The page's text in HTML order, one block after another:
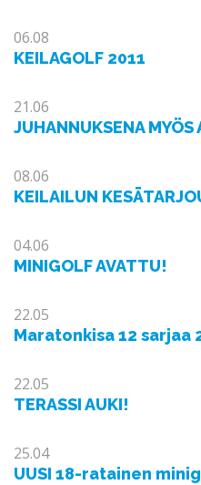
06.08
KEILAGOLF 2011
21.06
JUHANNUKSENA MYÖS
08.06
KEILAILUN
04.06
MINIGOLF AVATTU!
22.05
Maratonkisa 12 sarjaa
22.05
TERASSI AUKI!
25.04
UUSI 18-ratainen